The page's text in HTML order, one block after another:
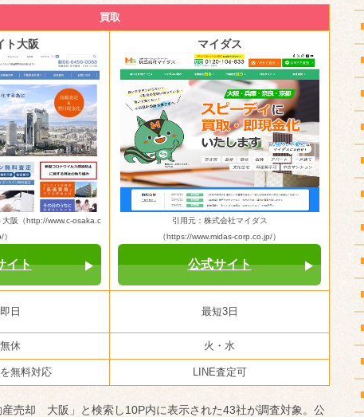
買取
ト大阪
阪（http://www.c-osaka.c
イト
マイダス
引用元：株式会社マイダス
（https://www.midas-corp.co.jp/）
公式サイト
日 最短3日
休 火・水
無料対応 LINE査定可
産売却 大阪」と検索し10P内に表示された43社が調査対象。公